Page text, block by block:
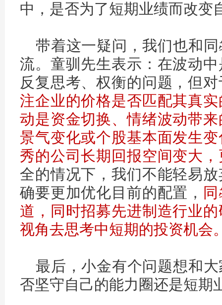
中，是否为了短期业绩而改变
带着这一疑问，我们也和
流。童驯先生表示：在波动
反复思考、权衡的问题，但
注企业的价格是否匹配其真
动是资金切换、情绪波动带
景气变化或个股基本面发生
秀的公司长期回报空间变大
全的情况下，我们不能轻易
确要更加优化目前的配置， 同
道，同时招募先进制造行业
视角去思考中短期的投资机会
最后，小金有个问题想和
否坚守自己的能力圈还是短期